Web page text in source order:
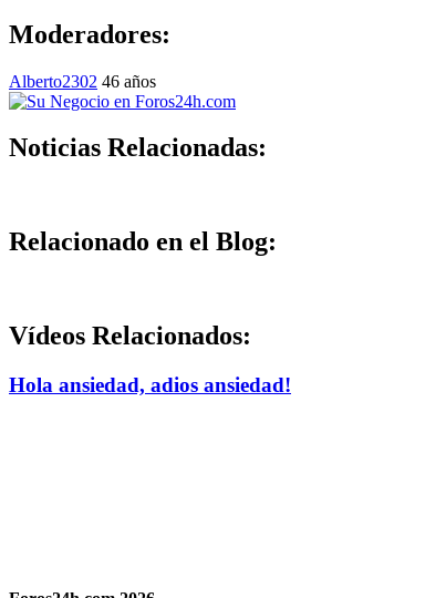
Moderadores:
Alberto2302 46 años
Noticias Relacionadas:
Relacionado en el Blog:
Vídeos Relacionados:
Hola ansiedad, adios ansiedad!